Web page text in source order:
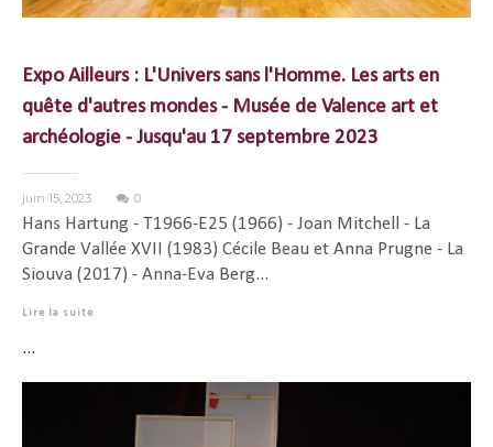
Expo Ailleurs : L'Univers sans l'Homme. Les arts en
quête d'autres mondes - Musée de Valence art et
archéologie - Jusqu'au 17 septembre 2023
juin 15, 2023 0
Hans Hartung - T1966-E25 (1966) - Joan Mitchell - La
Grande Vallée XVII (1983) Cécile Beau et Anna Prugne - La
Siouva (2017) - Anna-Eva Berg...
Lire la suite
...